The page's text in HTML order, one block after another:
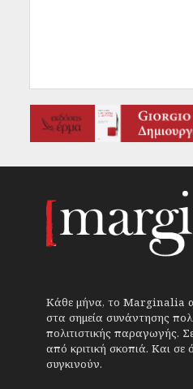
Κάθε μήνα, το Marginalia
στα σημεία συνάντησης
πολιτιστικής παραγωγής.
από κριτική σκοπιά. Και
συγκινούν.